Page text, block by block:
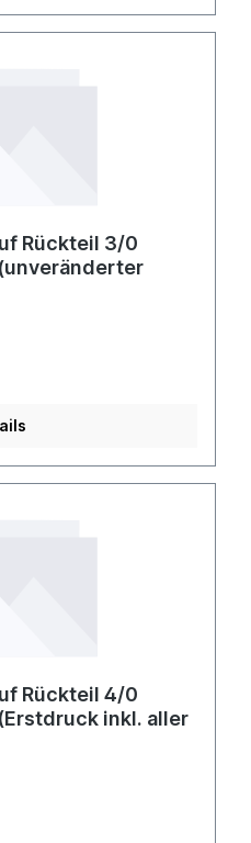
Rückteil 3/0
Rückteil 4/0
inkl. aller